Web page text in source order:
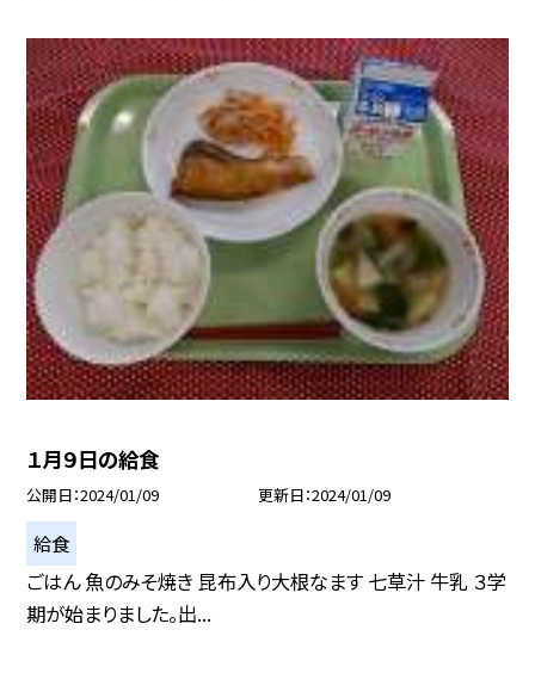
１月９日の給食
公開日 2024/01/09 更新日 2024/01/09
給食
ごはん 魚のみそ焼き 昆布入り大根なます 七草汁 牛乳 ３学
期が始まりました。出...